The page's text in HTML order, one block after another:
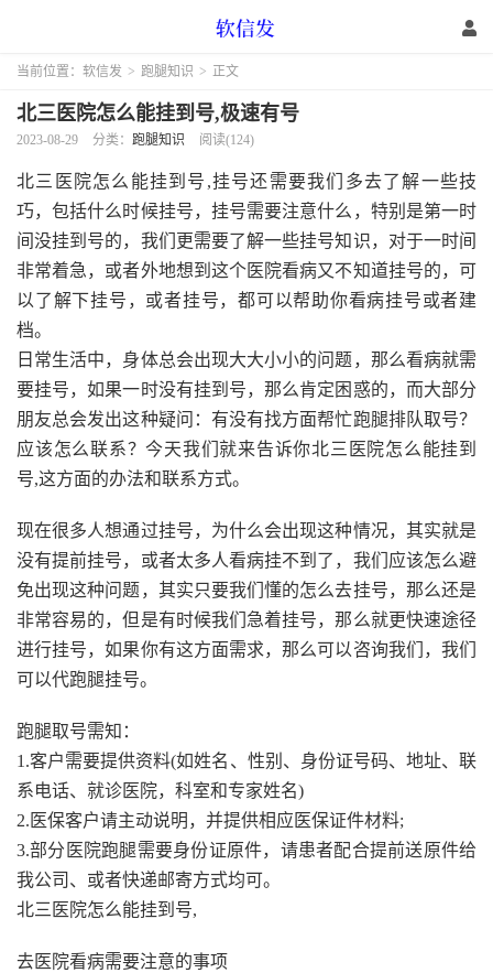
当前位置： 软信发 > 跑腿知识 > 正文
北三医院怎么能挂到号,极速有号
2023-08-29 分类： 跑腿知识 阅读(124)
北三医院怎么能挂到号,挂号还需要我们多去了解一些技
巧，包括什么时候挂号，挂号需要注意什么，特别是第一时
间没挂到号的，我们更需要了解一些挂号知识，对于一时间
非常着急，或者外地想到这个医院看病又不知道挂号的，可
以了解下挂号，或者挂号，都可以帮助你看病挂号或者建
档。
日常生活中，身体总会出现大大小小的问题，那么看病就需
要挂号，如果一时没有挂到号，那么肯定困惑的，而大部分
朋友总会发出这种疑问：有没有找方面帮忙跑腿排队取号？
应该怎么联系？今天我们就来告诉你北三医院怎么能挂到
号,这方面的办法和联系方式。
现在很多人想通过挂号，为什么会出现这种情况，其实就是
没有提前挂号，或者太多人看病挂不到了，我们应该怎么避
免出现这种问题，其实只要我们懂的怎么去挂号，那么还是
非常容易的，但是有时候我们急着挂号，那么就更快速途径
进行挂号，如果你有这方面需求，那么可以咨询我们，我们
可以代跑腿挂号。
跑腿取号需知：
1.客户需要提供资料(如姓名、性别、身份证号码、地址、联
系电话、就诊医院，科室和专家姓名)
2.医保客户请主动说明，并提供相应医保证件材料;
3.部分医院跑腿需要身份证原件，请患者配合提前送原件给
我公司、或者快递邮寄方式均可。
北三医院怎么能挂到号,
去医院看病需要注意的事项